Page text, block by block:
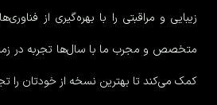
زیبایی و مراقبتی را با بهره‌گیری از
متخصص و مجرب ما با سال‌ها تجربه در
کمک می‌کند تا بهترین نسخه از خودتان را